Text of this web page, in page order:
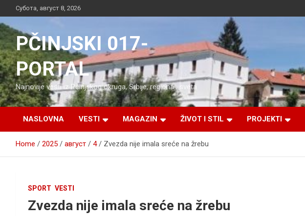
to
content
Субота, август 8, 2026
PČINJSKI 017-
PORTAL
Najnovije vesti iz Pčinjskog okruga, Srbije, regiona i sveta
NASLOVNA VESTI MAGAZIN ŽIVOT I STIL PROJEKTI
Home 2025 август 4 Zvezda nije imala sreće na žrebu
SPORT VESTI
Zvezda nije imala sreće na žrebu